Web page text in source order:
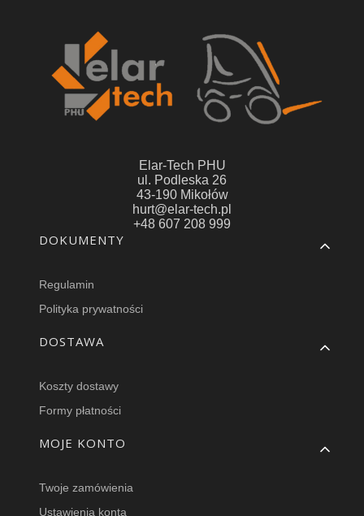
Elar-Tech PHU
ul. Podleska 26
43-190 Mikołów
hurt@elar-tech.pl
+48 607 208 999
Linki w stopce
DOKUMENTY
Regulamin
Polityka prywatności
DOSTAWA
Koszty dostawy
Formy płatności
MOJE KONTO
Twoje zamówienia
Ustawienia konta